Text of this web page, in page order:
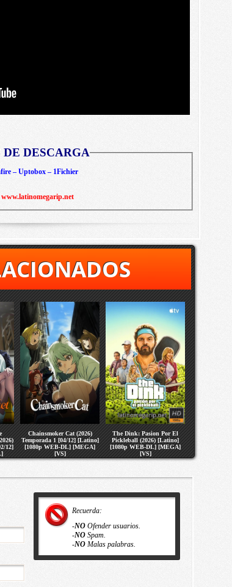
DESCARGA
– Uptobox – 1Fichier
www.latinomegarip.net
12]
Chainsmoker Cat (2026)
Temporada 1 [04/12] [Latino]
[1080p WEB-DL] [MEGA]
[VS]
The Dink: Pasion Por El
Pickleball (2026) [Latino]
[1080p WEB-DL] [MEGA]
[VS]
Recuerda:
-NO Ofender usuarios.
-NO Spam.
-NO Malas palabras.